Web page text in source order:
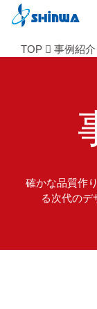
TOP 事例紹介
確かな品質作
る次代のデ